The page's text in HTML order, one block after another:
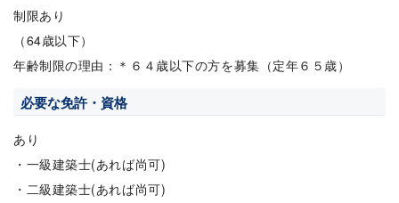
制限あり
（64歳以下）
年齢制限の理由：＊６４歳以下の方を募集（定年６５歳）
必要な免許・資格
あり
・一級建築士(あれば尚可)
・二級建築士(あれば尚可)